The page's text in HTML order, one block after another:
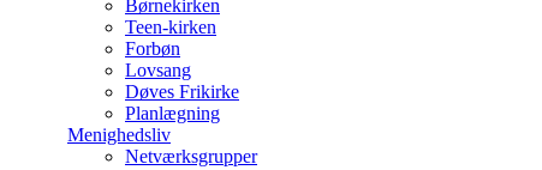
Børnekirken
Teen-kirken
Forbøn
Lovsang
Døves Frikirke
Planlægning
Menighedsliv
Netværksgrupper